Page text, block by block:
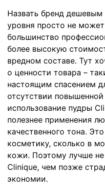
Назвать бренд дешевым
уровня просто не
большинство
более высокую
вредном составе. Тут
о ценности товара –
настоящим спасением
отсутствии повышенной
использование пудры
полезнее применения
качественного тона.
косметику, сколько в
кожи. Поэтому лучше не
Clinique, чем позже
экономии.